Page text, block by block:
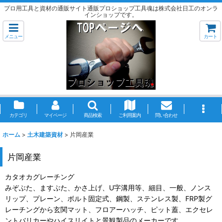
プロ用工具と資材の通販サイト通販プロショップ工具魂は株式会社日工のオンラ
インショップです。
メニュー カート
カテゴリ マイページ 商品検索 ご利用案内 問い合わせ
ホーム > 土木建築資材 > 片岡産業
片岡産業
カタオカグレーチング
みぞぶた、ますぶた、かさ上げ、U字溝用等、細目、一般、ノンス
リップ、プレーン、ボルト固定式、鋼製、ステンレス製、FRP製グ
レーチングから玄関マット、フロアーハッチ、ピット蓋、エクセレ